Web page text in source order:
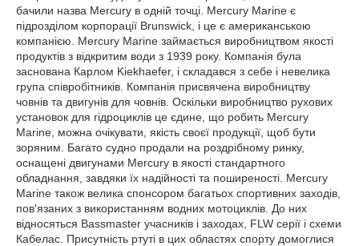
бачили назва Mercury в одній точці. Mercury Marine є
підрозділом корпорації Brunswick, і це є американською
компанією. Mercury Marine займається виробництвом якості
продуктів з відкритим води з 1939 року. Компанія була
заснована Карлом Kiekhaefer, і складався з себе і невелика
група співробітників. Компанія присвячена виробництву
човнів та двигунів для човнів. Оскільки виробництво рухових
установок для гідроциклів це єдине, що робить Mercury
Marine, можна очікувати, якість своєї продукції, щоб бути
зоряним. Багато судно продали на роздрібному ринку,
оснащені двигунами Mercury в якості стандартного
обладнання, завдяки їх надійності та поширеності. Mercury
Marine також велика спонсором багатьох спортивних заходів,
пов'язаних з використанням водних мотоциклів. До них
відносяться Bassmaster учасників і заходах, FLW серії і схеми
Кабелас. Присутність ртуті в цих областях спорту домоглися